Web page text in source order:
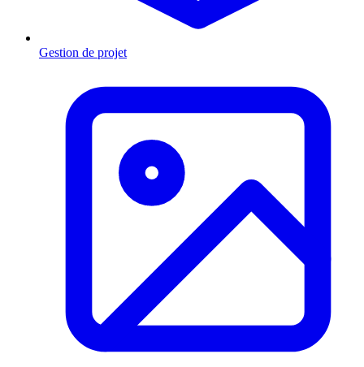
Gestion de projet